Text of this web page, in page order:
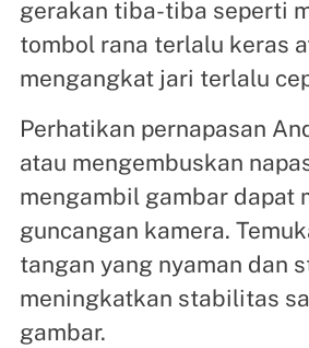
gerakan tiba-tiba seperti
tombol rana terlalu keras
mengangkat jari terlalu
Perhatikan pernapasan
atau mengembuskan
mengambil gambar dapat
guncangan kamera.
tangan yang nyaman dan
meningkatkan stabilitas
gambar.